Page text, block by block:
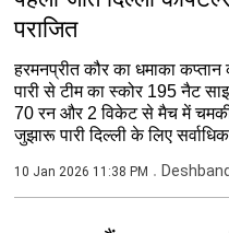
पराजित
हरमनप्रीत कौर का धमाका कप्तान
पारी से टीम का स्कोर 195 नैट साइवर-ब्रंट का जलवा
70 रन और 2 विकेट से मैच में चमकीं चिनेल हेनरी
जुझारू पारी दिल्ली के लिए
10 Jan 2026 11:38 PM